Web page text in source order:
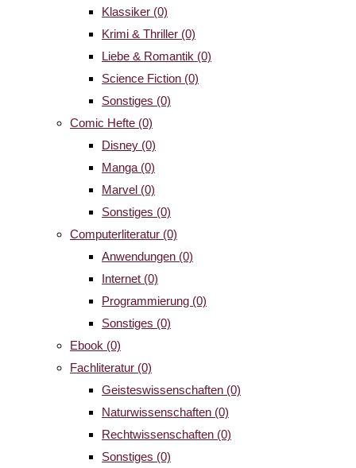
Klassiker (0)
Krimi & Thriller (0)
Liebe & Romantik (0)
Science Fiction (0)
Sonstiges (0)
Comic Hefte (0)
Disney (0)
Manga (0)
Marvel (0)
Sonstiges (0)
Computerliteratur (0)
Anwendungen (0)
Internet (0)
Programmierung (0)
Sonstiges (0)
Ebook (0)
Fachliteratur (0)
Geisteswissenschaften (0)
Naturwissenschaften (0)
Rechtwissenschaften (0)
Sonstiges (0)